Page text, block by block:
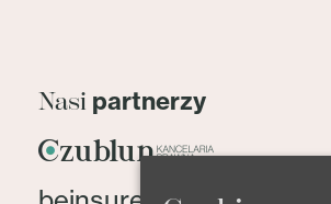
Nasi partnerzy